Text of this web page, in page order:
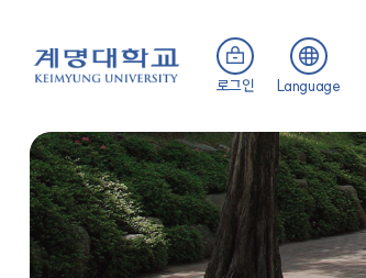
로그인 Language